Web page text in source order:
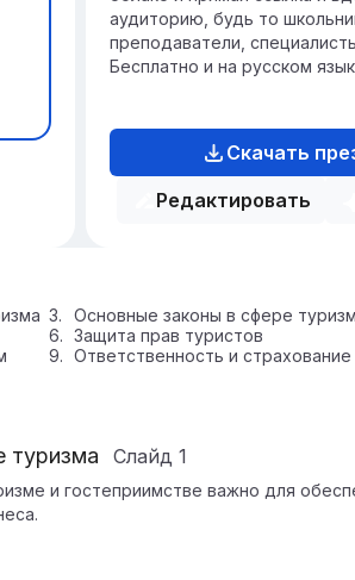
аудиторию, будь то
преподаватели,
Бесплатно и на русском
Скачать
Редактировать
Основные законы в сфере
Защита прав туристов
Ответственность и
туризма Слайд 1
и гостеприимстве важно для